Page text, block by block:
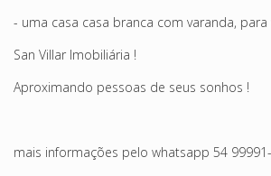
- uma casa casa branca com varanda, para
San Villar Imobiliária !
Aproximando pessoas de seus sonhos !
mais informações pelo whatsapp 54